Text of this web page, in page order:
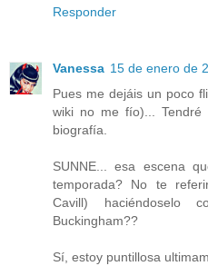
Responder
Vanessa 15 de enero de
Pues me dejáis un poco
wiki no me fío)...
biografía.
SUNNE... esa escena
temporada? No te
Cavill)
Buckingham??
Sí, estoy puntillosa